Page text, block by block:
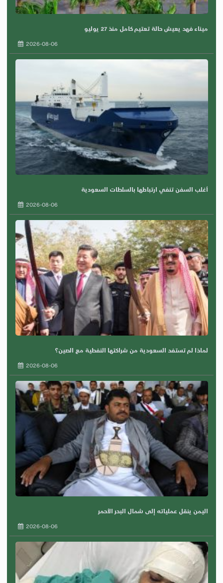
ميناء فهد يعيش حالة تعتيم كامل منذ 27 يوليو
2026-08-06
أغلب السفن تنفي ارتباطها بالسلطات السعودية
2026-08-06
لماذا لم تستفد السعودية من شراكتها النفطية مع الصين؟
2026-08-06
اليمن ينقل عملياته إلى شمال البحر الأحمر
2026-08-06